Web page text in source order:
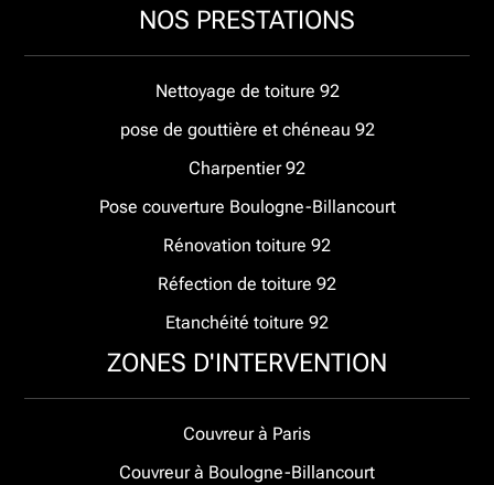
NOS PRESTATIONS
Nettoyage de toiture 92
pose de gouttière et chéneau 92
Charpentier 92
Pose couverture Boulogne-Billancourt
Rénovation toiture 92
Réfection de toiture 92
Etanchéité toiture 92
ZONES D'INTERVENTION
Couvreur à Paris
Couvreur à Boulogne-Billancourt